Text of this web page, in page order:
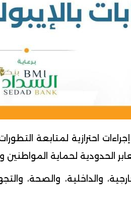
إجراءات احترازية
الحدودية لحماية المواطنين
والداخلية، والصحة،